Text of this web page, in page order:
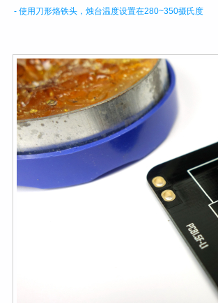
- 使用刀形烙铁头，烛台温度设置在280~350摄氏度